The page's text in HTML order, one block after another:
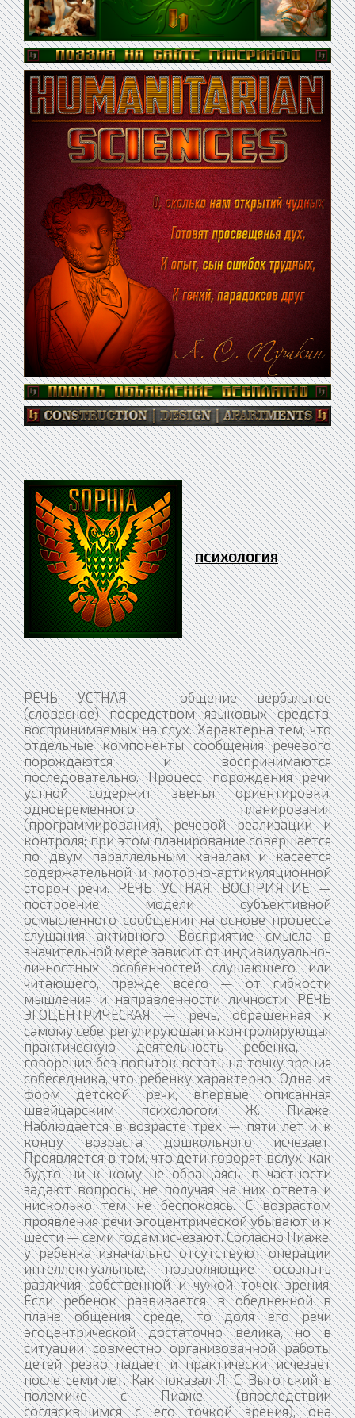
ПСИХОЛОГИЯ
РЕЧЬ УСТНАЯ — общение вербальное (словесное) посредством языковых средств, воспринимаемых на слух. Характерна тем, что отдельные компоненты сообщения речевого порождаются и воспринимаются последовательно. Процесс порождения речи устной содержит звенья ориентировки, одновременного планирования (программирования), речевой реализации и контроля; при этом планирование совершается по двум параллельным каналам и касается содержательной и моторно-артикуляционной сторон речи. РЕЧЬ УСТНАЯ: ВОСПРИЯТИЕ — построение модели субъективной осмысленного сообщения на основе процесса слушания активного. Восприятие смысла в значительной мере зависит от индивидуально-личностных особенностей слушающего или читающего, прежде всего — от гибкости мышления и направленности личности. РЕЧЬ ЭГОЦЕНТРИЧЕСКАЯ — речь, обращенная к самому себе, регулирующая и контролирующая практическую деятельность ребенка, — говорение без попыток встать на точку зрения собеседника, что ребенку характерно. Одна из форм детской речи, впервые описанная швейцарским психологом Ж. Пиаже. Наблюдается в возрасте трех — пяти лет и к концу возраста дошкольного исчезает. Проявляется в том, что дети говорят вслух, как будто ни к кому не обращаясь, в частности задают вопросы, не получая на них ответа и нисколько тем не беспокоясь. С возрастом проявления речи эгоцентрической убывают и к шести — семи годам исчезают. Согласно Пиаже, у ребенка изначально отсутствуют операции интеллектуальные, позволяющие осознать различия собственной и чужой точек зрения. Если ребенок развивается в обедненной в плане общения среде, то доля его речи эгоцентрической достаточно велика, но в ситуации совместно организованной работы детей резко падает и практически исчезает после семи лет. Как показал Л. С. Выготский в полемике с Пиаже (впоследствии согласившимся с его точкой зрения), она генетически восходит к внешней (коммуникативной) речи и есть продукт ее частичной интериоризации. Итак, речь эгоцентрическая — как бы переходный этап от речи внешней к внутренней. Можно сделать вывод, что речь эгоцентрическая отражает уже продвинутую стадию интериоризации речи как главного средства саморегуляции. Понятие речи эгоцентрической применяется также в патопсихологии при описании соответственных синдромов. РЕШЕНИЕ — в психологии — формирование мыслительных операций, снижающих исходную неопределенность ситуации проблемной. В процессе решения выделяются стадии поиска, принятия и реализации. Конкретизация понятия решения зависит: 1) от уровня исследования — системного, функционального, личностного, деятельностного; 2) от области исследования — решение познавательное, творческое, оперативное, управленческое; 3) от психологических механизмов решения — решение волевое, интеллектуальное, эмоциональное, вероятностное, и пр. В психологии инженерной понятие решения часто отождествляется с принятием решения в связи с восприятием сигналов и способами воздействия на систему управления. Оценка решения проводится по параметрам его качества и эффективности, психологической и логической сложности. Типичная структура поведения в ходе решения — разделение исходной проблемы на множество более простых промежуточных задач согласно плану решения. Есть два типа механизмов решения, характерных наличием или отсутствием гарантии получения правильного результата, — механизмы точные (аналитические, логические) и механизмы эвристические (приближенные, интуитивные). Практическая ценность эвристических приемов зависит от предшествующего опыта решения аналогичных задач. РЕШЕНИЕ АЛЬТЕРНАТИВНОЕ — одно из возможных решений некоей проблемы, столь же правдоподобное, как другие решения, причем оно оспаривает справедливость возможного иного решения. При наличии нескольких решений альтернативных ни одно не может считаться вполне и окончательно правильным. РЕШИТЕЛЬНОСТЬ — способность самостоятельно принимать ответственные решения и неуклонно реализовать их в деятельности. Особенно ярко проявляется в сложных ситуациях, когда поступок связан с известным риском и необходимостью выбора из нескольких альтернатив. Решительность — это также способность смело брать на себя ответственность за принятое решение, своевременность действия, умение быстро его исполнять или задерживать. Нравственная оценка решительных поступков зависит от их конкретного социального содержания. РИГИДНОСТЬ — в психологии — неготовность, затрудненность — вплоть до полной неспособности — в изменении намеченной субъектом программы деятельности в условиях, требующих ее перестройки согласно новым ситуационным требованиям. Выделяются: 1) ригидность когнитивная — обнаруживается в трудностях перестройки восприятия и представлений в изменившейся ситуации; 2) ригидность аффективная — выражается в косности аффективных, эмоциональных откликов на изменяющиеся объекты эмоций; 3) ригидность мотивационная — проявляется в тугоподвижной перестройке системы мотивов в обстоятельствах, требующих гибкости и изменения характера поведения. Уровень ригидности, проявляемой субъектом, обусловлен взаимодействием его особенностей личностных с характером среды, включая степень сложности стоящей задачи, ее привлекательности, наличие опасности, монотонность стимуляции и пр. РИСК — ситуативная характеристика деятельности, состоящая в неопределенности ее исхода и возможных неблагоприятных последствиях в случае неуспеха. В психологии этому термину соответствуют три основных взаимосвязанных значения. 1. Риск как мера ожидаемого неблагополучия при неуспехе в деятельности, определяемая сочетанием вероятности неуспеха и степени неблагоприятных последствий в этом случае. 2. Риск как действие, выполнение коего ставит под угрозу удовлетворение некоей достаточно важной потребности, или же в некоем отношении грозит субъекту потерей — проигрышем, травмой, ущербом. Экспериментально здесь различаются риск мотивированный, рассчитанный на ситуативные преимущества в деятельности, и риск немотивированный. Кроме того, исходя из соотношения ожидаемого выигрыша и ожидаемого проигрыша при реализации соответственного действия, выделяются риск оправданный и неоправданный. 3. Риск как ситуация выбора между двумя (или даже более) возможными вариантами действия, исход коего проблематичен и связан с возможными неблагоприятными последствиями: менее привлекательным, но более надежным, и более привлекательным, но менее надежным. Традиционно здесь выделяются два класса ситуаций: 1) те, в коих успех и неуспех оцениваются по определенной шкале достижений — ситуации типа «уровень притязаний»; 2) те, в коих неуспех влечет наказание — физическую угрозу, болевое воздействие, социальные санкции. При этом выбор рискованного поведения не всегда обусловлен более высокой ценностью достигаемого результата. Часто проявляется тенденция к бескорыстному риску, воспринимаемому как самостоятельная ценность. Важно различие между ситуациями шансовыми, где исход зависит от случая, и ситуациями навыка, где он связан со способностями субъекта. Выявлено, что при прочих равных условиях люди обнаруживают более высокий уровень риска в ситуациях, связанных не с шансом, а с навыком, — когда считают, что от них что-то зависит. В психологии понятие риска раскрывается преимущественно в аспекте принятия риска — активного предпочтения субъектом опасного варианта действия безопасному. Привлекают внимание явления сдвига в сторону большего или меньшего уровня риска в условиях группового обсуждения деятельности (-> сдвиг рисковый). РИСУНОК ДЕТСКИЙ — продукт деятельности изобразительной ребенка. Предпосылки к овладению рисованием — прежде всего осознание того, что некоторые предметы могут оставлять следы — возникают в возрасте раннем в контексте деятельности предметно-манипулятивной. Первые рисунки являют собой начерченные на листе бумаги каракули, при этом рисунок содержит не только образы зрительные предмета и представления о нем, но и двигательные представления о том, как нужно строить изображение предмета. РИТМ — 1. Чередование некоих элементов, происходящее с определенной последовательностью, частотой и пр. 2. Налаженный ход чего-либо; размеренность протекания чего-либо. РИТМ ГОДОВОЙ — биологические ритмы с периодичностью, близкой к одному году. РИТУАЛ — согласно Э. Фромму — символическое выражение мыслей и чувств посредством действия, общего для многих и выражающего общие стремления, основание коих лежит в общих ценностях. Различаются: 1) ритуал рациональный — выражающий стремления, ценные для индивида, и не отвращающий подавленные импульсы; 2) ритуал иррациональный — с навязчиво-вынужденным характером и значительным элементом страха. РОБОТИЗАЦИЯ — в психологическом аспекте — использование интеллектуальных роботехнических комплексов, функциональные особенности коих состоят в достаточно гибком реагировании на изменения в рабочей зоне. В таких комплексах выделяются три основные взаимосвязанные подсистемы: 1) подсистема восприятия — обеспечивает прием информации из рабочей зоны и может реализоваться на базе нескольких видов сенсоров: тактильного, локационного, силомоментного, визуального и звукового; 2) подсистема представления знаний — является ведущей и обеспечивает накопление, корректировку и использование знаний в решении задач; 3) подсистема планирований и исполнения действий — выполняет актуальное преобразование обобщенного плана действий в последовательность операций требуемой амплитуды и скорости. Приведенная структура функций говорит о потребности разработчиков этих комплексов иметь достоверные психологические знания об аналогичных процессах, реализуемых человеком. Все психологические явления, выявленные в экспериментальных исследованиях процессов сенсорно-познавательных, построения движений, применяются в новых разработках, а проблемы роботизации влияют на содержание исследований психологических. Это объясняется тем, что успешно действующие роботехнические комплексы предоставляют психологам ценный эмпирический материал для разработки новых моделей концептуальных аналогичных процессов психических. РОЛЬ — в психологии социальной — социальная функция личности; соответс